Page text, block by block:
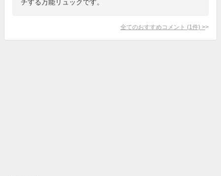
チする万能リュックです。
全てのおすすめコメント (1 件) >